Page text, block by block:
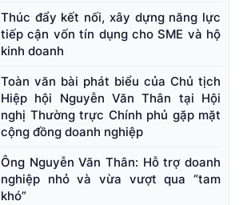
Thúc đẩy kết nối, xây dựng năng lực
tiếp cận vốn tín dụng cho SME và hộ
kinh doanh
Toàn văn bài phát biểu của Chủ tịch
Hiệp hội Nguyễn Văn Thân tại Hội
nghị Thường trực Chính phủ gặp mặt
cộng đồng doanh nghiệp
Ông Nguyễn Văn Thân: Hỗ trợ doanh
nghiệp nhỏ và vừa vượt qua “tam
khó”